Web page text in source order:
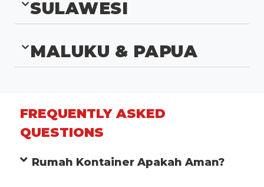
SULAWESI
MALUKU & PAPUA
FREQUENTLY ASKED
QUESTIONS
Rumah Kontainer Apakah Aman?